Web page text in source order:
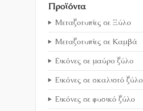
Προϊόντα
Μεταξοτυπίες σε Ξύλο
Μεταξοτυπίες σε Καμβά
Εικόνες σε μαύρο ξύλο
Εικόνες σε σκαλιστό ξύλο
Εικόνες σε φυσικό ξύλο